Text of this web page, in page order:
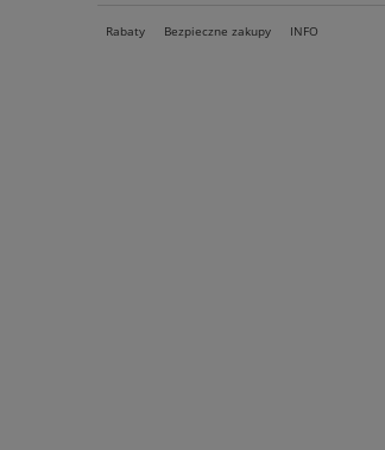
Rabaty Bezpieczne zakupy INFO